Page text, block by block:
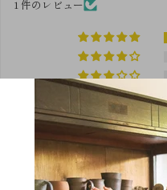
1 件のレビュー